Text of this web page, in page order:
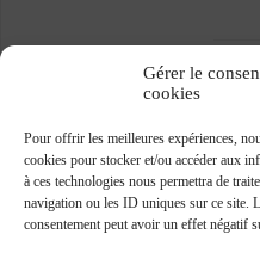
Gérer le
cookies
Pour offrir les meilleures expériences,
cookies pour stocker et/ou accéder aux
à ces technologies nous permettra de
navigation ou les ID uniques sur ce site.
consentement peut avoir un effet négatif